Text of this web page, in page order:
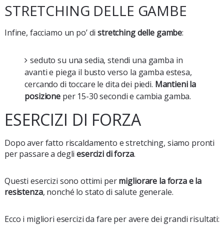
STRETCHING DELLE GAMBE
Infine, facciamo un po’ distretching delle gambe:
seduto su una sedia, stendi una gamba in
avanti e piega il busto verso la gamba estesa,
cercando di toccare le dita dei piedi. Mantieni la
posizioneper 15-30 secondi e cambia gamba.
ESERCIZI DI FORZA
Dopo aver fatto riscaldamento e stretching, siamo pronti
per passare a degliesercizi di forza.
Questi esercizi sono ottimi permigliorare la forza e la
resistenza, nonché lo stato di salute generale.
Ecco i migliori esercizi da fare per avere dei grandi risultati: